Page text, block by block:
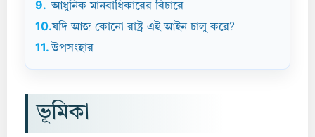
9. আধুনিক মানবাধিকারের বিচারে
10.যদি আজ কোনো রাষ্ট্র এই আইন চালু করে?
11. উপসংহার
ভূমিকা